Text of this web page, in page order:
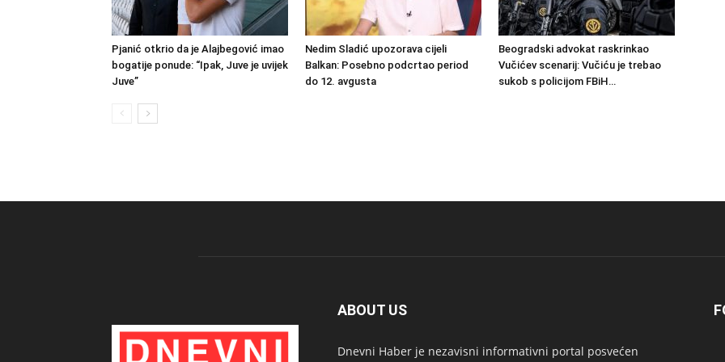
Pjanić otkrio da je Alajbegović imao
bogatije ponude: “Ipak, Juve je uvijek
Juve”
Nedim Sladić upozorava cijeli
Balkan: Posebno podcrtao period
do 12. avgusta
Beogradski advokat raskrinkao
Vučićev scenarij: Vučiću je trebao
sukob s policijom FBiH…
ABOUT US
Dnevni Haber je nezavisni informativni portal posvećen